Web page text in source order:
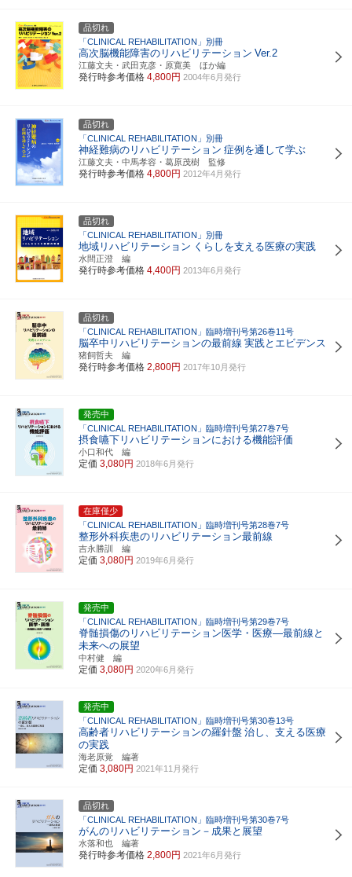
品切れ
「CLINICAL REHABILITATION」別冊
高次脳機能障害のリハビリテーション Ver.2
江藤文夫・武田克彦・原寛美 ほか編
発行時参考価格 4,800円 2004年6月発行
品切れ
「CLINICAL REHABILITATION」別冊
神経難病のリハビリテーション 症例を通して学ぶ
江藤文夫・中馬孝容・葛原茂樹 監修
発行時参考価格 4,800円 2012年4月発行
品切れ
「CLINICAL REHABILITATION」別冊
地域リハビリテーション くらしを支える医療の実践
水間正澄 編
発行時参考価格 4,400円 2013年6月発行
品切れ
「CLINICAL REHABILITATION」臨時増刊号第26巻11号
脳卒中リハビリテーションの最前線 実践とエビデンス
猪飼哲夫 編
発行時参考価格 2,800円 2017年10月発行
発売中
「CLINICAL REHABILITATION」臨時増刊号第27巻7号
摂食嚥下リハビリテーションにおける機能評価
小口和代 編
定価 3,080円 2018年6月発行
在庫僅少
「CLINICAL REHABILITATION」臨時増刊号第28巻7号
整形外科疾患のリハビリテーション最前線
吉永勝訓 編
定価 3,080円 2019年6月発行
発売中
「CLINICAL REHABILITATION」臨時増刊号第29巻7号
脊髄損傷のリハビリテーション医学・医療―最前線と
未来への展望
中村健 編
定価 3,080円 2020年6月発行
発売中
「CLINICAL REHABILITATION」臨時増刊号第30巻13号
高齢者リハビリテーションの羅針盤 治し、支える医療
の実践
海老原覚 編著
定価 3,080円 2021年11月発行
品切れ
「CLINICAL REHABILITATION」臨時増刊号第30巻7号
がんのリハビリテーション－成果と展望
水落和也 編著
発行時参考価格 2,800円 2021年6月発行